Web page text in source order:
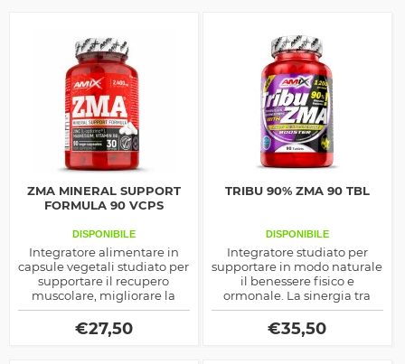
ZMA MINERAL SUPPORT
FORMULA 90 VCPS
DISPONIBILE
Integratore alimentare in
capsule vegetali studiato per
supportare il recupero
muscolare, migliorare la
qualità del sonno e
contribuire al
mantenimento di normali
€27,50
TRIBU 90% ZMA 90 TBL
DISPONIBILE
Integratore studiato per
supportare in modo naturale
il benessere fisico e
ormonale. La sinergia tra
estratto di Tribulus terrestris
al 90% di saponine e il
complesso ZMA favorisce la
€35,50